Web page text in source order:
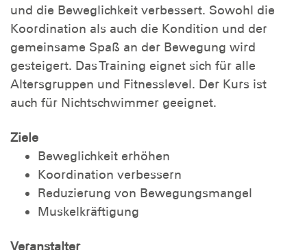
und die Beweglichkeit verbessert. Sowohl die
Koordination als auch die Kondition und der
gemeinsame Spaß an der Bewegung wird
gesteigert. Das Training eignet sich für alle
Altersgruppen und Fitnesslevel. Der Kurs ist
auch für Nichtschwimmer geeignet.
Ziele
Beweglichkeit erhöhen
Koordination verbessern
Reduzierung von Bewegungsmangel
Muskelkräftigung
Veranstalter